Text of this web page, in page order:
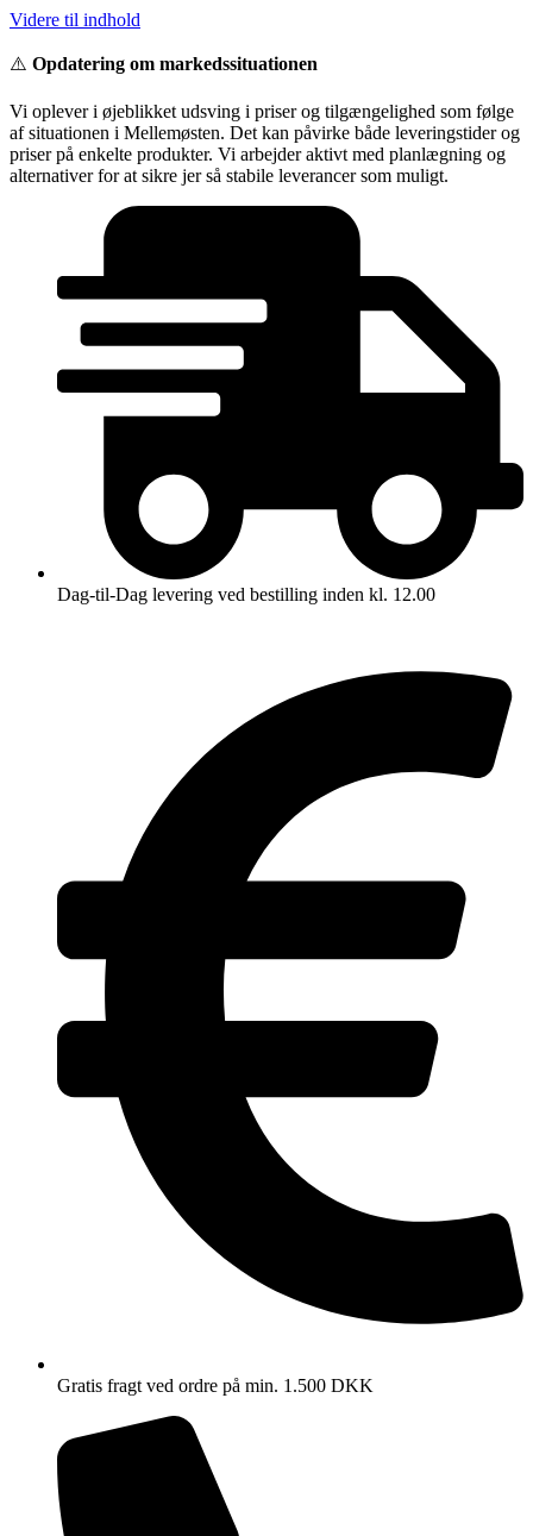
Videre til indhold
⚠️ Opdatering om markedssituationen
Vi oplever i øjeblikket udsving i priser og tilgængelighed som følge
af situationen i Mellemøsten. Det kan påvirke både leveringstider og
priser på enkelte produkter. Vi arbejder aktivt med planlægning og
alternativer for at sikre jer så stabile leverancer som muligt.
Dag-til-Dag levering ved bestilling inden kl. 12.00
Gratis fragt ved ordre på min. 1.500 DKK